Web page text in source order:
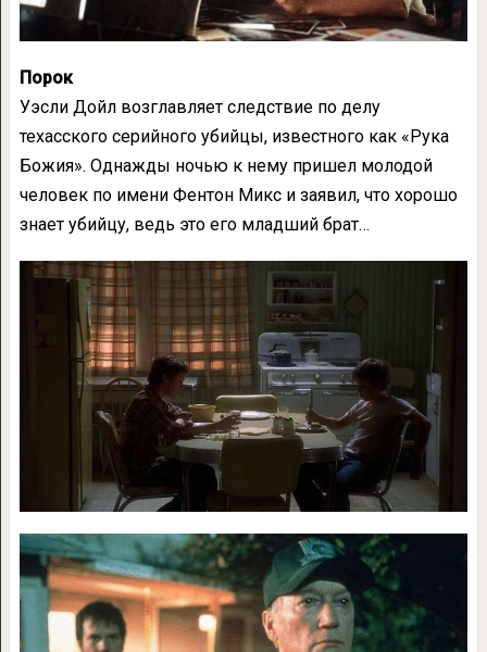
Порок
Уэсли Дойл возглавляет следствие по делу
техасского серийного убийцы, известного как «Рука
Божия». Однажды ночью к нему пришел молодой
человек по имени Фентон Микс и заявил, что хорошо
знает убийцу, ведь это его младший брат…